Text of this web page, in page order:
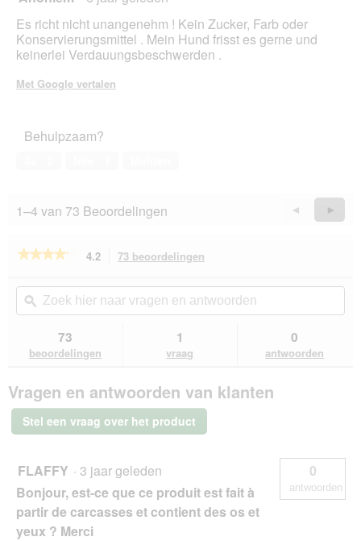
5
sterren.
Es richt nicht unangenehm ! Kein Zucker, Farb oder
Konservierungsmittel . Mein Hund frisst es gerne und
keinerlei Verdauungsbeschwerden .
Met Google vertalen
Behulpzaam?
1–4 van 73 Beoordelingen
Vorige
Reviews
◄ ►
★★★★★
★★★★★
de
Beoordelingen
van
hond
met
lam
9x300
g
4.2 73 beoordelingen
actie
navigeert
u
beoordelingen.
Zoek
hier
naar
antwoorden
ϙ
73
beoordelingen
1
vraag
0
antwoorden
Vragen en antwoorden van klanten
Stel een vraag over het product
FLAFFY · 3 jaar geleden
Bonjour, est-ce que ce produit est fait à
partir de carcasses et contient des os et
yeux ? Merci
0
antwoorden